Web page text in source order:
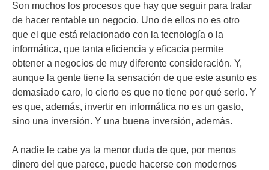
Son muchos los procesos que hay que seguir para tratar
de hacer rentable un negocio. Uno de ellos no es otro
que el que está relacionado con la tecnología o la
informática, que tanta eficiencia y eficacia permite
obtener a negocios de muy diferente consideración. Y,
aunque la gente tiene la sensación de que este asunto es
demasiado caro, lo cierto es que no tiene por qué serlo. Y
es que, además, invertir en informática no es un gasto,
sino una inversión. Y una buena inversión, además.
A nadie le cabe ya la menor duda de que, por menos
dinero del que parece, puede hacerse con modernos